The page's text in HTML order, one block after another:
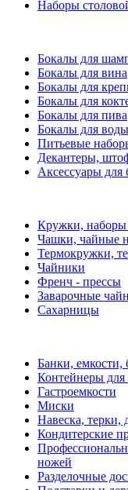
Наборы
Бокалы для
Бокалы для вина
Бокалы для
Бокалы для
Бокалы для пива
Бокалы для воды
Питьевые
Декантеры,
Аксессуары для
Кружки, наборы
Чашки, чайные
Термокружки,
Чайники
Френч - прессы
Заварочные
Сахарницы
Банки, емкости,
Контейнеры для
Гастроемкости
Миски
Навеска,
Кондитерские
ножей
Разделочные